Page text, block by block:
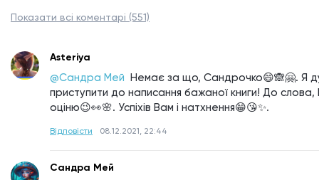
Показати всі коментарі (551)
Asteriya
@Сандра Мей Немає за що, Сандрочко😄🙈🤗. Я
приступити до написання бажаної книги! До
оціню😉👀🌸. Успіхів Вам і натхнення😁😘✨.
Відповісти 08.12.2021, 22:44
Сандра Мей